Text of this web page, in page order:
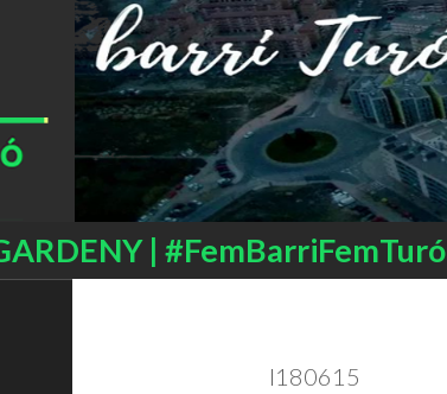
| #FemBarriFemTuró
I180615